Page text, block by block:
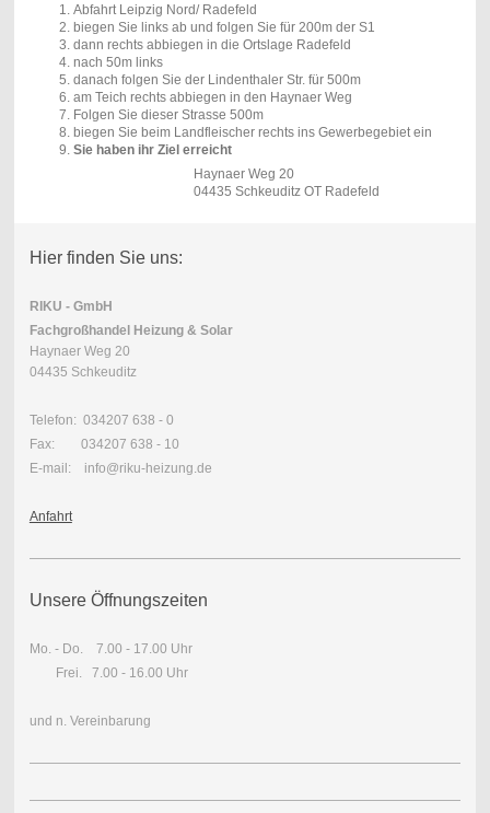
Abfahrt Leipzig Nord/ Radefeld
biegen Sie links ab und folgen Sie für 200m der S1
dann rechts abbiegen in die Ortslage Radefeld
nach 50m links
danach folgen Sie der Lindenthaler Str. für 500m
am Teich rechts abbiegen in den Haynaer Weg
Folgen Sie dieser Strasse 500m
biegen Sie beim Landfleischer rechts ins Gewerbegebiet ein
Sie haben ihr Ziel erreicht
Haynaer Weg 20
04435 Schkeuditz OT Radefeld
Hier finden Sie uns:
RIKU - GmbH
Fachgroßhandel Heizung & Solar
Haynaer Weg 20
04435 Schkeuditz
Telefon: 034207 638 - 0
Fax: 034207 638 - 10
E-mail: info@riku-heizung.de
Anfahrt
Unsere Öffnungszeiten
Mo. - Do. 7.00 - 17.00 Uhr
Frei. 7.00 - 16.00 Uhr
und n. Vereinbarung